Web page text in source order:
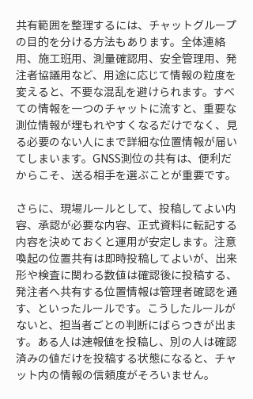
共有範囲を整理するには、チャットグループ
の目的を分ける方法もあります。全体連絡
用、施工班用、測量確認用、安全管理用、発
注者協議用など、用途に応じて情報の粒度を
変えると、不要な混乱を避けられます。すべ
ての情報を一つのチャットに流すと、重要な
測位情報が埋もれやすくなるだけでなく、見
る必要のない人にまで詳細な位置情報が届い
てしまいます。GNSS測位の共有は、便利だ
からこそ、送る相手を選ぶことが重要です。
さらに、現場ルールとして、投稿してよい内
容、承認が必要な内容、正式資料に転記する
内容を決めておくと運用が安定します。注意
喚起の位置共有は即時投稿してよいが、出来
形や検査に関わる数値は確認後に投稿する、
発注者へ共有する位置情報は管理者確認を通
す、といったルールです。こうしたルールが
ないと、担当者ごとの判断にばらつきが出ま
す。ある人は速報値を投稿し、別の人は確認
済みの値だけを投稿する状態になると、チャ
ット内の情報の信頼度がそろいません。